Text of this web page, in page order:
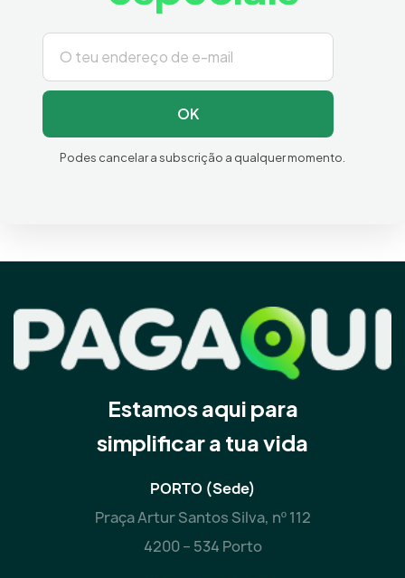
OK
Podes cancelar a subscrição a qualquer momento.
Estamos aqui para
simplificar a tua vida
PORTO (Sede)
Praça Artur Santos Silva, nº 112
4200 – 534 Porto